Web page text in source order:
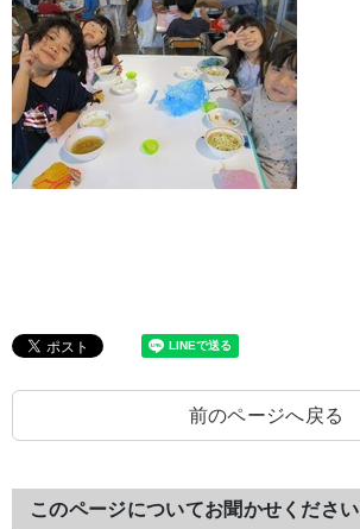
前のページへ戻る
このページについてお聞かせください